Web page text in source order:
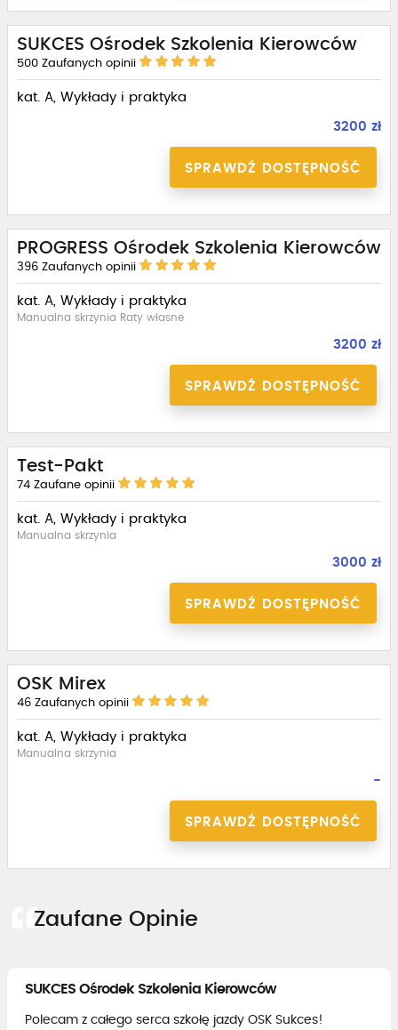
SUKCES Ośrodek Szkolenia Kierowców
500 Zaufanych opinii
kat. A, Wykłady i praktyka
3200 zł
SPRAWDŹ DOSTĘPNOŚĆ
PROGRESS Ośrodek Szkolenia Kierowców
396 Zaufanych opinii
kat. A, Wykłady i praktyka
Manualna skrzynia Raty własne
3200 zł
SPRAWDŹ DOSTĘPNOŚĆ
Test-Pakt
74 Zaufane opinii
kat. A, Wykłady i praktyka
Manualna skrzynia
3000 zł
SPRAWDŹ DOSTĘPNOŚĆ
OSK Mirex
46 Zaufanych opinii
kat. A, Wykłady i praktyka
Manualna skrzynia
-
SPRAWDŹ DOSTĘPNOŚĆ
Zaufane Opinie
SUKCES Ośrodek Szkolenia Kierowców
Polecam z całego serca szkołę jazdy OSK Sukces!